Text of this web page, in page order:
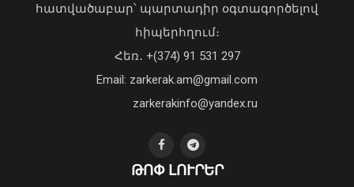
Օգոստոսի 16-ին «Երազ Այգի»-ում
կանցկացվի Ազգային տարազի
դեմ ծանր պայքարում»․ կյանքից
հեռացել է Արսեն Ասլանյանը
04 Օգոստոս, 2026 19:12
հատվածաբար՝ պարտադիր օգտագործելով
հիպերհղում։
Հեռ․ +(374) 91 531 297
Email: zarkerak.am@gmail.com
zarkerakinfo@yandex.ru
ԹՈՓ ԼՈՒՐԵՐ